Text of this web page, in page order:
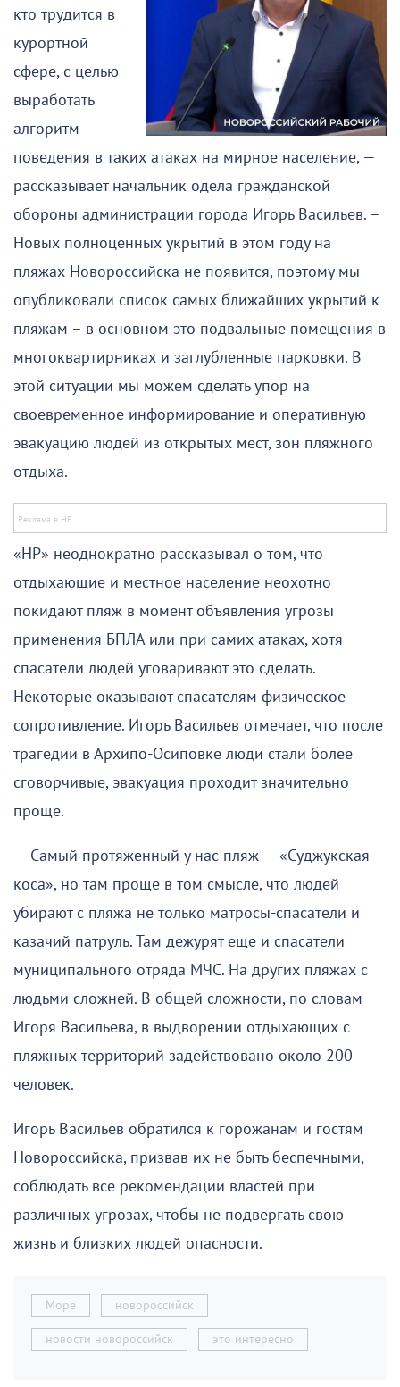
кто трудится в
курортной
сфере, с целью
выработать
алгоритм
поведения в таких атаках на мирное население, —
рассказывает начальник одела гражданской
обороны администрации города Игорь Васильев. –
Новых полноценных укрытий в этом году на
пляжах Новороссийска не появится, поэтому мы
опубликовали список самых ближайших укрытий к
пляжам – в основном это подвальные помещения в
многоквартирниках и заглубленные парковки. В
этой ситуации мы можем сделать упор на
своевременное информирование и оперативную
эвакуацию людей из открытых мест, зон пляжного
отдыха.
«НР» неоднократно рассказывал о том, что
отдыхающие и местное население неохотно
покидают пляж в момент объявления угрозы
применения БПЛА или при самих атаках, хотя
спасатели людей уговаривают это сделать.
Некоторые оказывают спасателям физическое
сопротивление. Игорь Васильев отмечает, что после
трагедии в Архипо-Осиповке люди стали более
сговорчивые, эвакуация проходит значительно
проще.
— Самый протяженный у нас пляж — «Суджукская
коса», но там проще в том смысле, что людей
убирают с пляжа не только матросы-спасатели и
казачий патруль. Там дежурят еще и спасатели
муниципального отряда МЧС. На других пляжах с
людьми сложней. В общей сложности, по словам
Игоря Васильева, в выдворении отдыхающих с
пляжных территорий задействовано около 200
человек.
Игорь Васильев обратился к горожанам и гостям
Новороссийска, призвав их не быть беспечными,
соблюдать все рекомендации властей при
различных угрозах, чтобы не подвергать свою
жизнь и близких людей опасности.
Море новороссийск
новости новороссийск это интересно